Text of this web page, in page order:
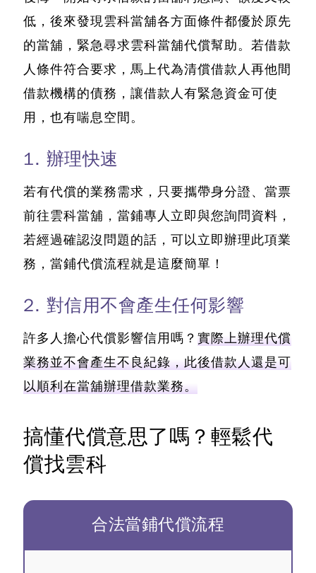
低，後來發現雲科當舖各方面條件都優於原先
的當舖，緊急尋求雲科當舖代償幫助。若借款
人條件符合要求，馬上代為清償借款人再他間
借款機構的債務，讓借款人有緊急資金可使
用，也有喘息空間。
1. 辦理快速
若有代償的業務需求，只要攜帶身分證、當票
前往雲科當舖，當鋪專人立即與您詢問資料，
若經過確認沒問題的話，可以立即辦理此項業
務，當鋪代償流程就是這麼簡單！
2. 對信用不會產生任何影響
許多人擔心代償影響信用嗎？ 實際上辦理代償
業務並不會產生不良紀錄，此後借款人還是可
以順利在當舖辦理借款業務。
搞懂代償意思了嗎？輕鬆代
償找雲科
合法當鋪代償流程